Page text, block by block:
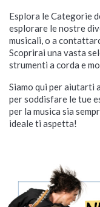
Esplora le Categorie
esplorare le nostre
musicali, o a
Scoprirai una vasta
strumenti a corda e
Siamo qui per aiutarti
per soddisfare le tue
per la musica sia
ideale ti aspetta!